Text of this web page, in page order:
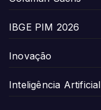
IBGE PIM 2026
Inovação
Inteligência Artificial